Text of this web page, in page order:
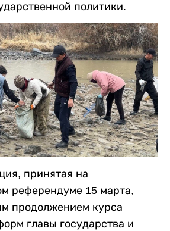
политики.
принятая на
референдуме 15 марта,
продолжением курса
главы государства и